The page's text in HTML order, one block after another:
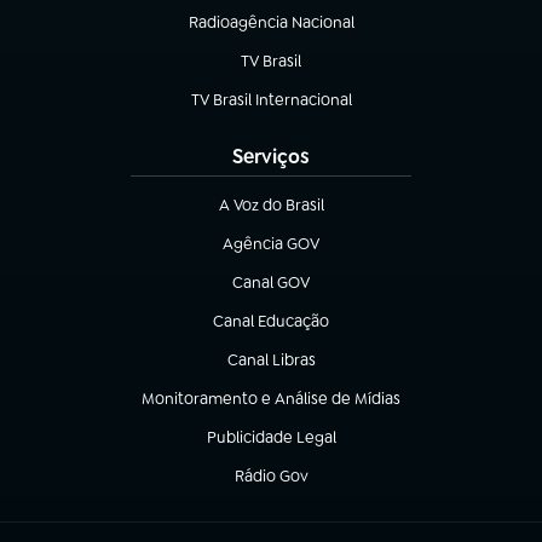
Radioagência Nacional
(abre em nova aba)
TV Brasil
(abre em nova aba)
TV Brasil Internacional
(abre em nova aba)
Serviços
A Voz do Brasil
(abre em nova aba)
Agência GOV
(abre em nova aba)
Canal GOV
(abre em nova aba)
Canal Educação
(abre em nova aba)
Canal Libras
(abre em nova aba)
Monitoramento e Análise de Mídias
(abre em nova aba)
Publicidade Legal
(abre em nova aba)
Rádio Gov
(abre em nova aba)